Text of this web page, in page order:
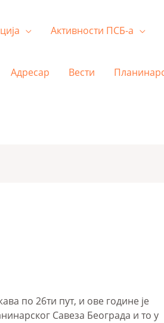
Активности ПСБ-а
Адресар Вести
по 26ти пут, и ове године је
Савеза Београда и то у